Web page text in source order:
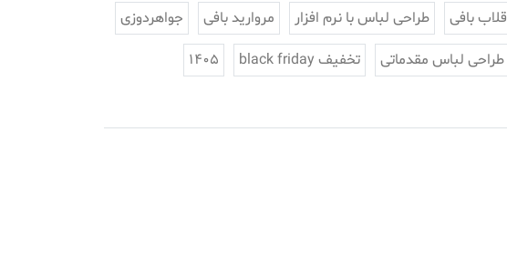
قلاب بافی طراحی لباس با نرم افزار مروارید بافی جواهردوزی
طراحی لباس مقدماتی تخفیف black friday 1405